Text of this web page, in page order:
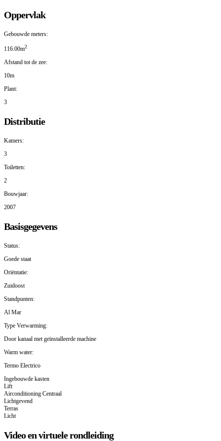
Oppervlak
Gebouwde meters:
116.00m2
Afstand tot de zee:
10m
Plant:
3
Distributie
Kamers:
3
Toiletten:
2
Bouwjaar:
2007
Basisgegevens
Status:
Goede staat
Oriëntatie:
Zuidoost
Standpunten:
Al Mar
Type Verwarming:
Door kanaal met geïnstalleerde machine
Warm water:
Termo Electrico
Ingebouwde kasten
Lift
Airconditioning Centraal
Lichtgevend
Terras
Licht
Video en virtuele rondleiding